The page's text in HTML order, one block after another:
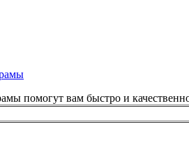
помогут вам быстро и